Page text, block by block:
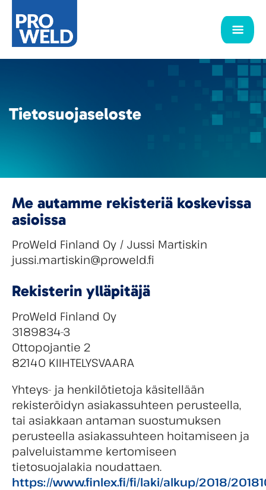
Tietosuojaseloste
Me autamme rekisteriä koskevissa
asioissa
ProWeld Finland Oy / Jussi Martiskin
jussi.martiskin@proweld.fi
Rekisterin ylläpitäjä
ProWeld Finland Oy
3189834-3
Ottopojantie 2
82140 KIIHTELYSVAARA
Yhteys- ja henkilötietoja käsitellään
rekisteröidyn asiakassuhteen perusteella,
tai asiakkaan antaman suostumuksen
perusteella asiakassuhteen hoitamiseen ja
palveluistamme kertomiseen
tietosuojalakia noudattaen.
https://www.finlex.fi/fi/laki/alkup/2018/